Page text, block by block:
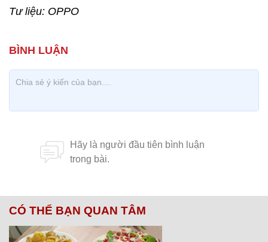
Tư liệu: OPPO
CÓ THỂ BẠN QUAN TÂM